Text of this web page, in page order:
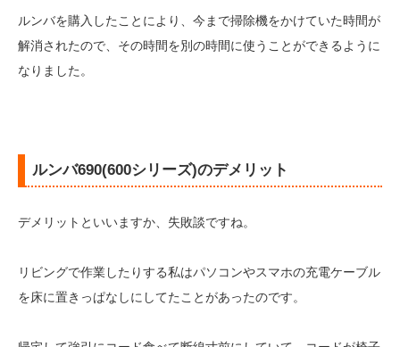
ルンバを購入したことにより、今まで掃除機をかけていた時間が
解消されたので、その時間を別の時間に使うことができるように
なりました。
ルンバ690(600シリーズ)のデメリット
デメリットといいますか、失敗談ですね。
リビングで作業したりする私はパソコンやスマホの充電ケーブル
を床に置きっぱなしにしてたことがあったのです。